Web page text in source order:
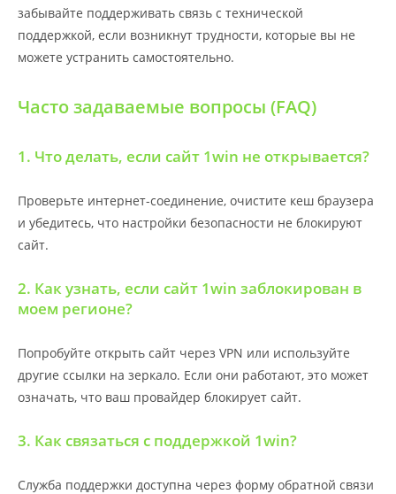
забывайте поддерживать связь с технической
поддержкой, если возникнут трудности, которые вы не
можете устранить самостоятельно.
Часто задаваемые вопросы (FAQ)
1. Что делать, если сайт 1win не открывается?
Проверьте интернет-соединение, очистите кеш браузера
и убедитесь, что настройки безопасности не блокируют
сайт.
2. Как узнать, если сайт 1win заблокирован в
моем регионе?
Попробуйте открыть сайт через VPN или используйте
другие ссылки на зеркало. Если они работают, это может
означать, что ваш провайдер блокирует сайт.
3. Как связаться с поддержкой 1win?
Служба поддержки доступна через форму обратной связи